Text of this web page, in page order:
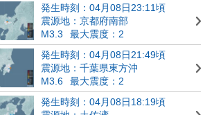
発生時刻：04月08日23:11頃
震源地：京都府南部
M3.3
最大震度：2
発生時刻：04月08日21:49頃
震源地：千葉県東方沖
M3.6
最大震度：2
発生時刻：04月08日18:19頃